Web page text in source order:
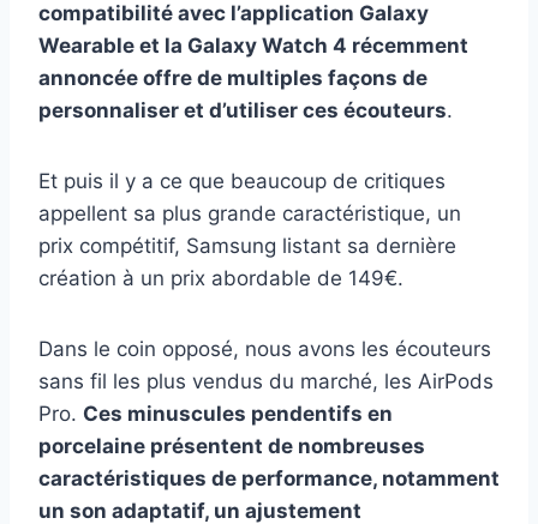
compatibilité avec l’application Galaxy
Wearable et la Galaxy Watch 4 récemment
annoncée offre de multiples façons de
personnaliser et d’utiliser ces écouteurs.
Et puis il y a ce que beaucoup de critiques
appellent sa plus grande caractéristique, un
prix compétitif, Samsung listant sa dernière
création à un prix abordable de 149€.
Dans le coin opposé, nous avons les écouteurs
sans fil les plus vendus du marché, les AirPods
Pro. Ces minuscules pendentifs en
porcelaine présentent de nombreuses
caractéristiques de performance, notamment
un son adaptatif, un ajustement